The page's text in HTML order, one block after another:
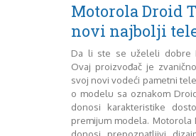
Motorola Droid
novi najbolji
Da li ste se uželeli dobre
Ovaj proizvođač je
svoj novi vodeći pametni
o modelu sa oznakom
donosi karakteristike
premijum modela. Motorola